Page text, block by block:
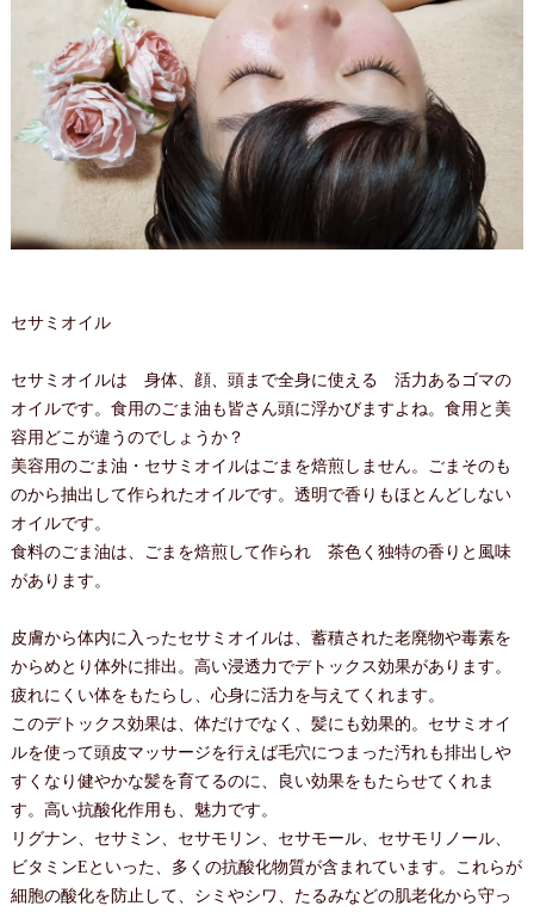
セサミオイル
セサミオイルは 身体、顔、頭まで全身に使える 活力あるゴマの
オイルです。食用のごま油も皆さん頭に浮かびますよね。食用と美
容用どこが違うのでしょうか？
美容用のごま油・セサミオイルはごまを焙煎しません。ごまそのも
のから抽出して作られたオイルです。透明で香りもほとんどしない
オイルです。
食料のごま油は、ごまを焙煎して作られ 茶色く独特の香りと風味
があります。
皮膚から体内に入ったセサミオイルは、蓄積された老廃物や毒素を
からめとり体外に排出。高い浸透力でデトックス効果があります。
疲れにくい体をもたらし、心身に活力を与えてくれます。
このデトックス効果は、体だけでなく、髪にも効果的。セサミオイ
ルを使って頭皮マッサージを行えば毛穴につまった汚れも排出しや
すくなり健やかな髪を育てるのに、良い効果をもたらせてくれま
す。高い抗酸化作用も、魅力です。
リグナン、セサミン、セサモリン、セサモール、セサモリノール、
ビタミンEといった、多くの抗酸化物質が含まれています。これらが
細胞の酸化を防止して、シミやシワ、たるみなどの肌老化から守っ